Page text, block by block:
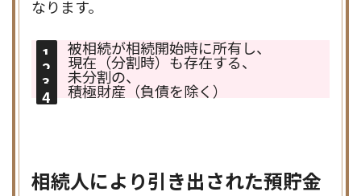
なります。
被相続が相続開始時に所有し、
現在（分割時）も存在する、
未分割の、
積極財産（負債を除く）
相続人により引き出された預貯金